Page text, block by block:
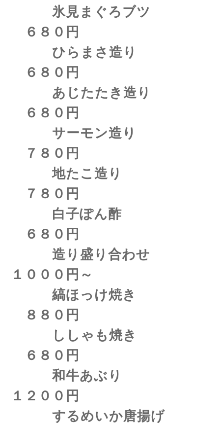
氷見まぐろブツ
６８０円
ひらまさ造り
６８０円
あじたたき造り
６８０円
サーモン造り
７８０円
地たこ造り
７８０円
白子ぽん酢
６８０円
造り盛り合わせ
１０００円～
縞ほっけ焼き
８８０円
ししゃも焼き
６８０円
和牛あぶり
１２００円
するめいか唐揚げ